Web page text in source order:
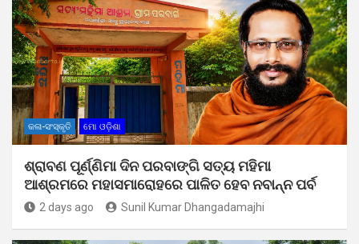
କଳା-ସଂସ୍କୃତି ମୋ ଓଡ଼ିଶା
ଶ୍ରାବଣ ପୂର୍ଣ୍ଣିମା ଦିନ ପରବାଙ୍ଗି ସତ୍ୟ ମହିମା
ଆଶ୍ରମରେ ମହାସମାରୋହରେ ପାଳିତ ହେବ ନବାନ୍ନ ପର୍ବ
2 days ago Sunil Kumar Dhangadamajhi